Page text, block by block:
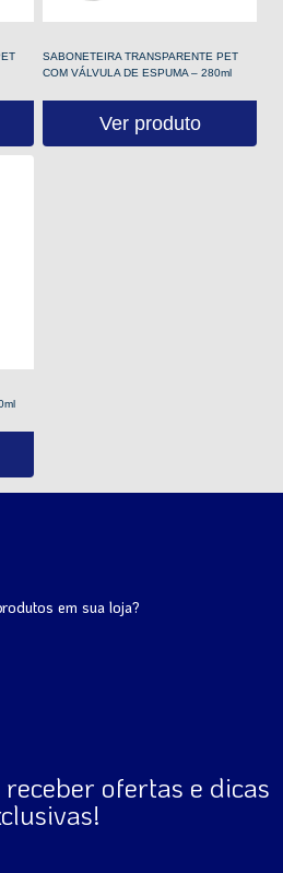
SABONETEIRA TRANSPARENTE PET
COM VÁLVULA DE ESPUMA – 280ml
Ver produto
em sua loja?
ofertas e dicas